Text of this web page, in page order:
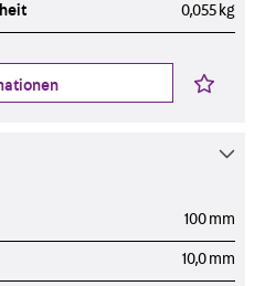
0,055 kg
100 mm
10,0 mm